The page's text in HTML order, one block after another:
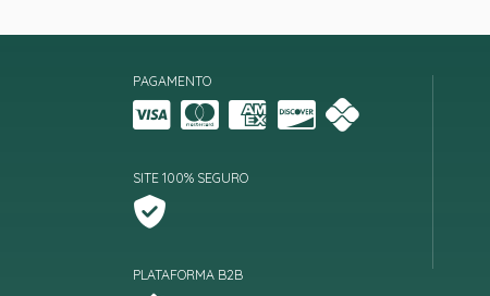
PAGAMENTO
SITE 100% SEGURO
PLATAFORMA B2B